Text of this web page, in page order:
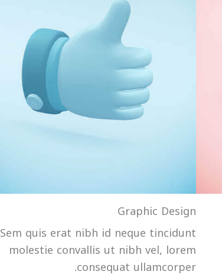
Graphic Design
Sem quis erat nibh id neque tincidunt
molestie convallis ut nibh vel, lorem
consequat ullamcorper.